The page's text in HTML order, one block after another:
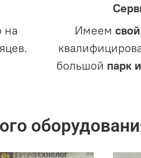
на
Имеемсвой
большой парк